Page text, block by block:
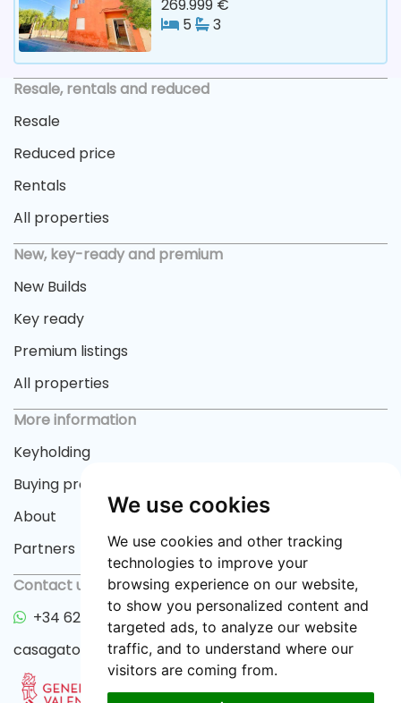
We use cookies
We use cookies and other tracking
technologies to improve your
browsing experience on our website,
to show you personalized content and
targeted ads, to analyze our website
traffic, and to understand where our
visitors are coming from.
269.999 €
5
3
Resale, rentals and reduced
Resale
Reduced price
Rentals
All properties
New, key-ready and premium
New Builds
Key ready
Premium listings
All properties
More information
Keyholding
Buying process
About
Partners
Contact us
+34 622 33 55 82
casagator@gmail.com